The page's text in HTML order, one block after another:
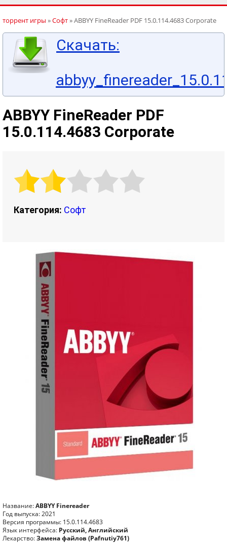
торрент игры »Софт» ABBYY FineReader PDF 15.0.114.4683 Corporate
Скачать:
ABBYY FineReader PDF
15.0.114.4683 Corporate
Категория: Софт
Название:ABBYY Finereader
Год выпуска: 2021
Версия программы: 15.0.114.4683
Язык интерфейса: Русский, Английский
Лекарство:Замена файлов (Pafnutiy761)